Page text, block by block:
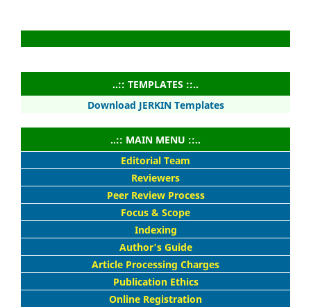
..:: TEMPLATES ::..
Download JERKIN Templates
..:: MAIN MENU ::..
Editorial Team
Reviewers
Peer Review Process
Focus & Scope
Indexing
Author's Guide
Article Processing Charges
Publication Ethics
Online Registration